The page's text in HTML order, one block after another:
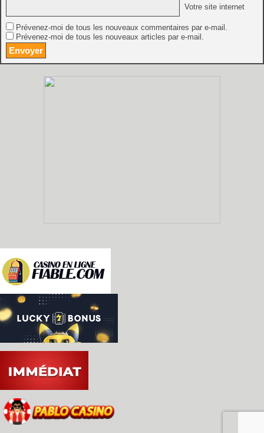
Votre site internet
Prévenez-moi de tous les nouveaux commentaires par e-mail.
Prévenez-moi de tous les nouveaux articles par e-mail.